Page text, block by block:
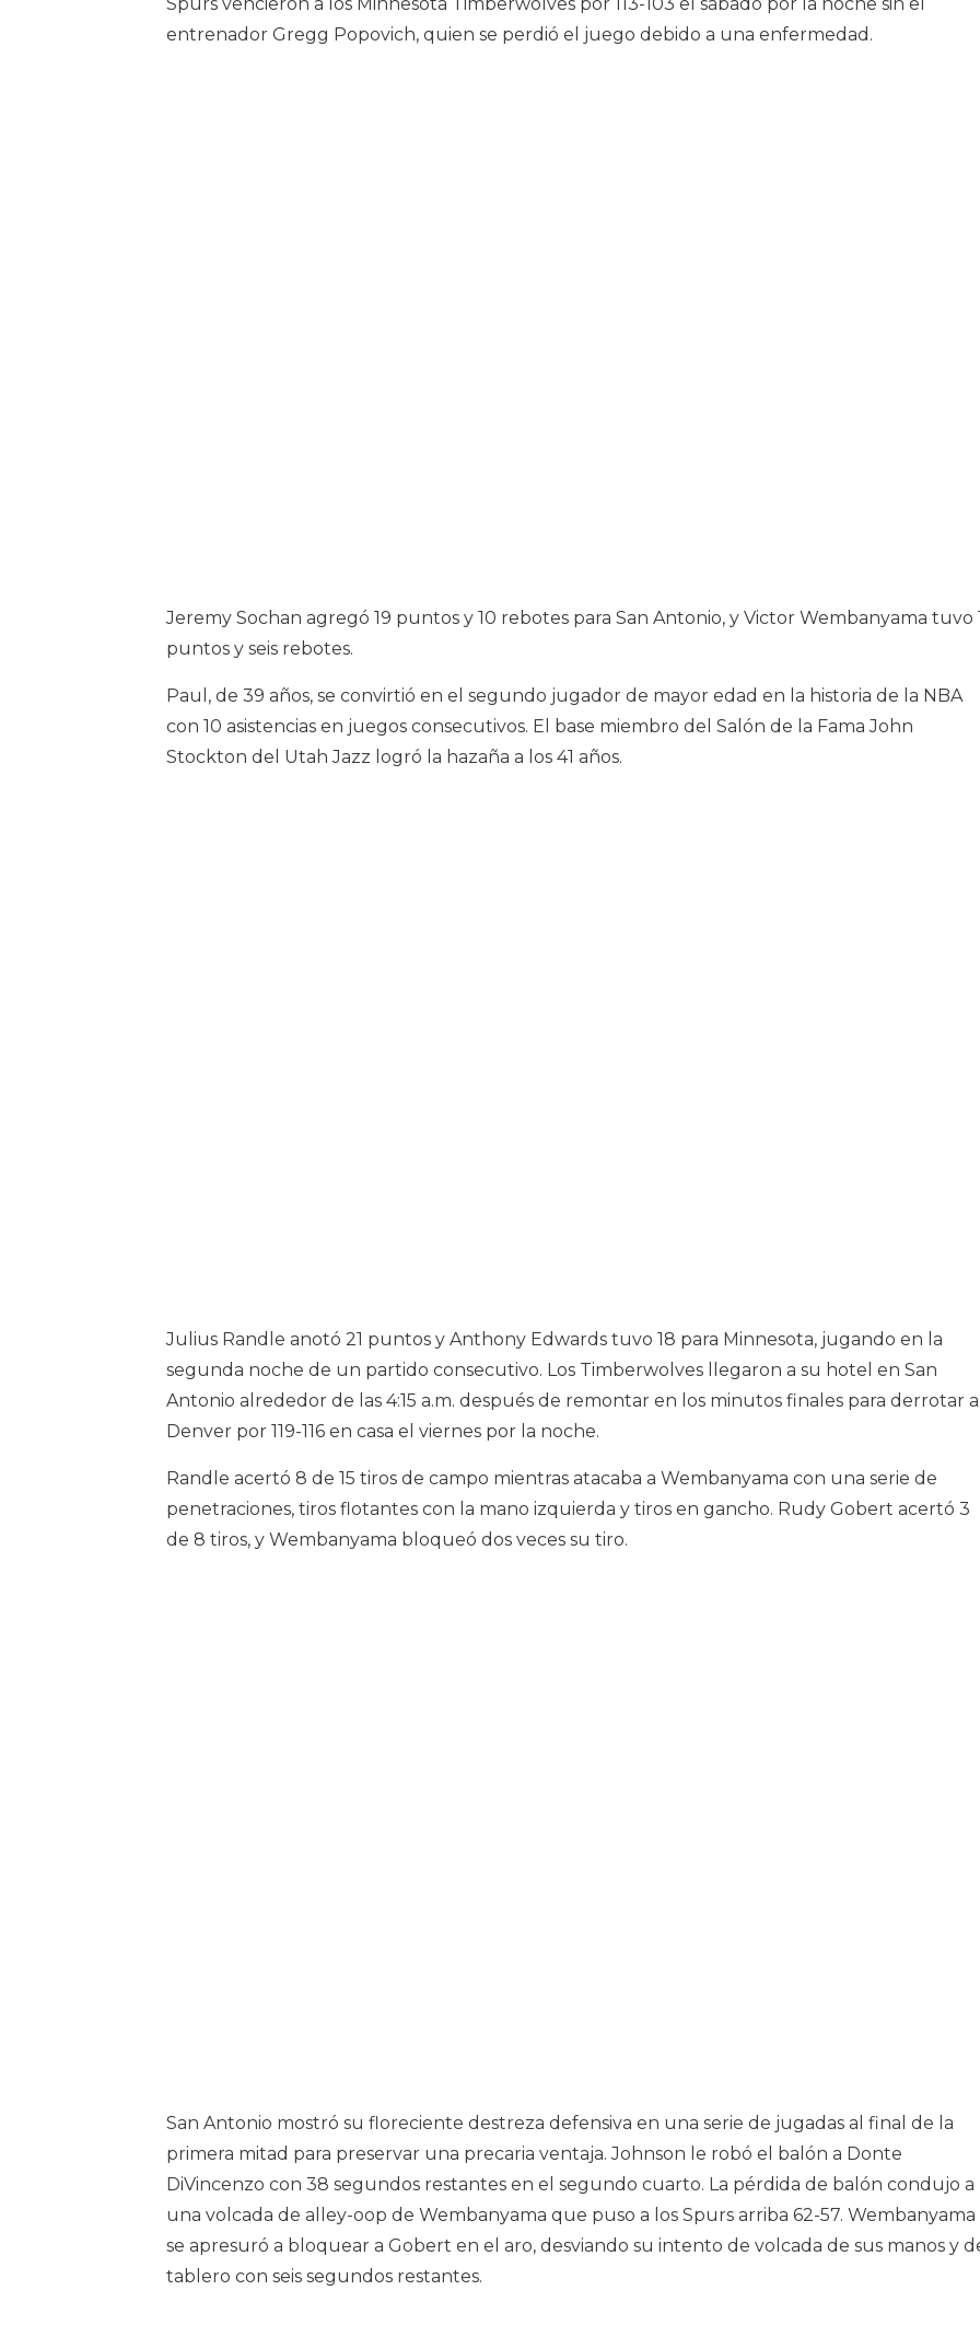
Spurs vencieron a los Minnesota Timberwolves por 113-103 el sábado por la noche sin el
entrenador Gregg Popovich, quien se perdió el juego debido a una enfermedad.
Jeremy Sochan agregó 19 puntos y 10 rebotes para San Antonio, y Victor Wembanyama tuvo
puntos y seis rebotes.
Paul, de 39 años, se convirtió en el segundo jugador de mayor edad en la historia de la NBA
con 10 asistencias en juegos consecutivos. El base miembro del Salón de la Fama John
Stockton del Utah Jazz logró la hazaña a los 41 años.
Julius Randle anotó 21 puntos y Anthony Edwards tuvo 18 para Minnesota, jugando en la
segunda noche de un partido consecutivo. Los Timberwolves llegaron a su hotel en San
Antonio alrededor de las 4:15 a.m. después de remontar en los minutos finales para derrotar a
Denver por 119-116 en casa el viernes por la noche.
Randle acertó 8 de 15 tiros de campo mientras atacaba a Wembanyama con una serie de
penetraciones, tiros flotantes con la mano izquierda y tiros en gancho. Rudy Gobert acertó 3
de 8 tiros, y Wembanyama bloqueó dos veces su tiro.
San Antonio mostró su floreciente destreza defensiva en una serie de jugadas al final de la
primera mitad para preservar una precaria ventaja. Johnson le robó el balón a Donte
DiVincenzo con 38 segundos restantes en el segundo cuarto. La pérdida de balón condujo a
una volcada de alley-oop de Wembanyama que puso a los Spurs arriba 62-57. Wembanyama
se apresuró a bloquear a Gobert en el aro, desviando su intento de volcada de sus manos y
tablero con seis segundos restantes.